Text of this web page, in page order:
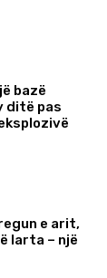
bazë
ditë pas
e arit,
larta – një